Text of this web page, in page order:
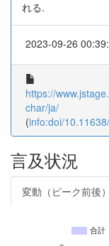
れる.
2023-09-26
https://
char/ja/
(info:doi/
言及状況
変動（ピーク前後）
合計